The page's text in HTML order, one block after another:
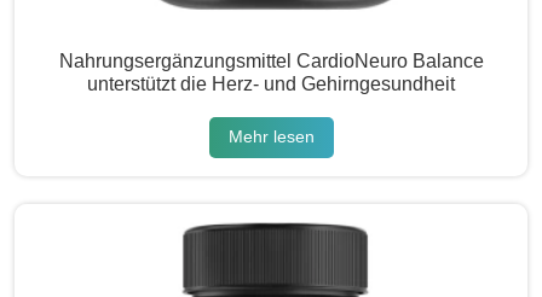
Nahrungsergänzungsmittel CardioNeuro Balance
unterstützt die Herz- und Gehirngesundheit
Mehr lesen